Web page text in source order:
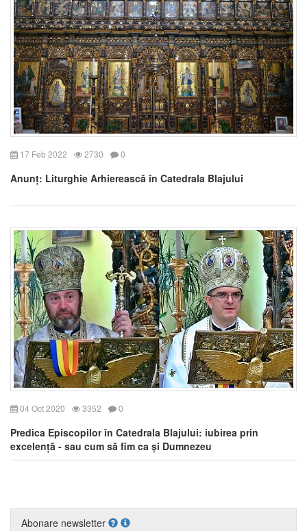
17 Feb 2022 2730 0
Anunț: Liturghie Arhierească în Catedrala Blajului
04 Oct 2020 3352 0
Predica Episcopilor în Catedrala Blajului: iubirea prin
excelență - sau cum să fim ca și Dumnezeu
Abonare newsletter